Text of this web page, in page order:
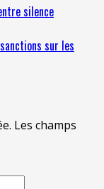
silence
sur les
Les champs